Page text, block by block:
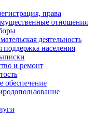
права
отношения
деятельность
поддержка населения
и ремонт
обеспечение